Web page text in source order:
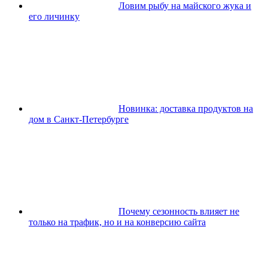
Ловим рыбу на майского жука и
его личинку
Новинка: доставка продуктов на
дом в Санкт-Петербурге
Почему сезонность влияет не
только на трафик, но и на конверсию сайта